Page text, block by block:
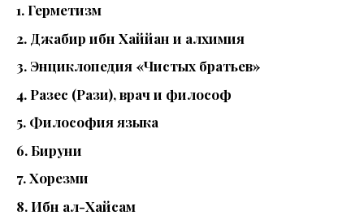
1. Герметизм
2. Джабир ибн Хаййан и алхимия
3. Энциклопедия «Чистых братьев»
4. Разес (Рази), врач и философ
5. Философия языка
6. Бируни
7. Хорезми
8. Ибн ал-Хайсам